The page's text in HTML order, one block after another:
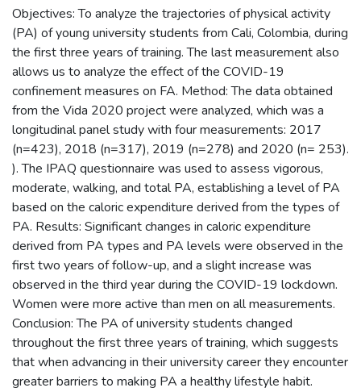
Objectives: To analyze the trajectories of physical activity
(PA) of young university students from Cali, Colombia, during
the first three years of training. The last measurement also
allows us to analyze the effect of the COVID-19
confinement measures on FA. Method: The data obtained
from the Vida 2020 project were analyzed, which was a
longitudinal panel study with four measurements: 2017
(n=423), 2018 (n=317), 2019 (n=278) and 2020 (n= 253).
). The IPAQ questionnaire was used to assess vigorous,
moderate, walking, and total PA, establishing a level of PA
based on the caloric expenditure derived from the types of
PA. Results: Significant changes in caloric expenditure
derived from PA types and PA levels were observed in the
first two years of follow-up, and a slight increase was
observed in the third year during the COVID-19 lockdown.
Women were more active than men on all measurements.
Conclusion: The PA of university students changed
throughout the first three years of training, which suggests
that when advancing in their university career they encounter
greater barriers to making PA a healthy lifestyle habit.